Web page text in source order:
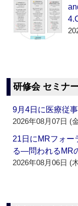
研修会 セミナ
9月4日に医療従
2026年08月07日 (
21日にMRフォー
る―問われるMR
2026年08月06日 (